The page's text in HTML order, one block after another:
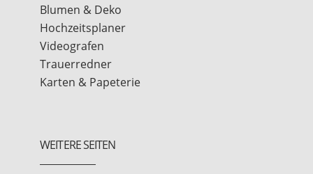
Blumen & Deko
Hochzeitsplaner
Videografen
Trauerredner
Karten & Papeterie
WEITERE SEITEN